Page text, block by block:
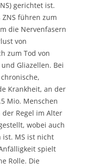
gerichtet ist.
führen zum
die Nervenfasern
von
zum Tod von
Gliazellen. Bei
Krankheit, an der
Mio. Menschen
Regel im Alter
wobei auch
MS ist nicht
spielt
Rolle. Die